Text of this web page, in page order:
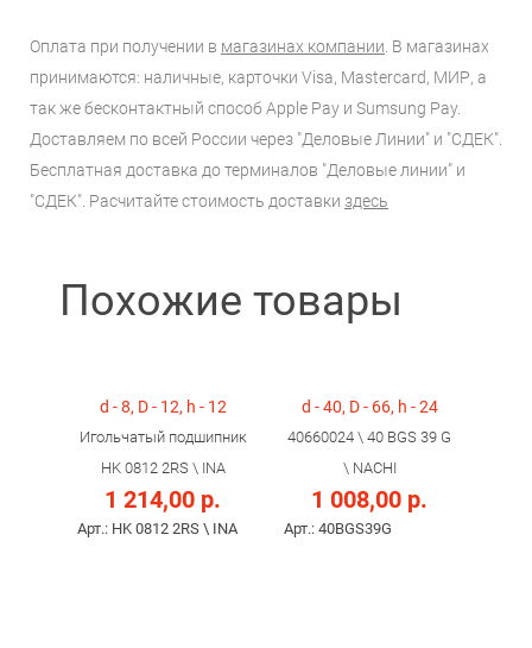
Оплата при получении в магазинах компании . В магазинах
принимаются: наличные, карточки Visa, Mastercard, МИР, а
так же бесконтактный способ Apple Pay и Sumsung Pay.
Доставляем по всей России через "Деловые Линии" и "СДЕК".
Бесплатная доставка до терминалов "Деловые линии" и
"СДЕК". Расчитайте стоимость доставки здесь
Похожие товары
d - 8, D - 12, h - 12
Игольчатый подшипник
HK 0812 2RS \ INA
1 214,00 р.
Арт.: HK 0812 2RS \ INA
d - 40, D - 66, h - 24
40660024 \ 40 BGS 39 G
\ NACHI
1 008,00 р.
Арт.: 40BGS39G